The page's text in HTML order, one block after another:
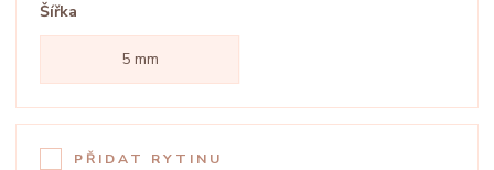
Šířka
5 mm
PŘIDAT RYTINU